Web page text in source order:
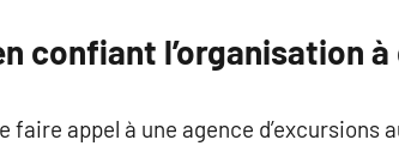
confiant l’organisation
faire appel à une agence d’excursions